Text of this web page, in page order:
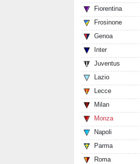
Fiorentina
Frosinone
Genoa
Inter
Juventus
Lazio
Lecce
Milan
Monza
Napoli
Parma
Roma